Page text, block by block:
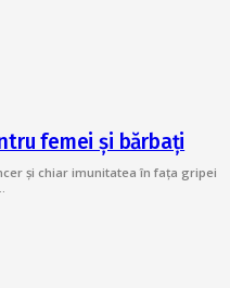
femei și bărbați
și chiar imunitatea în fața gripei